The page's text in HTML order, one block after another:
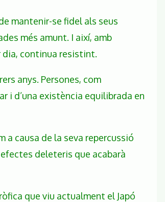
mantenir-se fidel als seus
més amunt. I així, amb
dia, continua resistint.
anys. Persones, com
i d’una existència equilibrada en
causa de la seva repercussió
deleteris que acabarà
que viu actualment el Japó